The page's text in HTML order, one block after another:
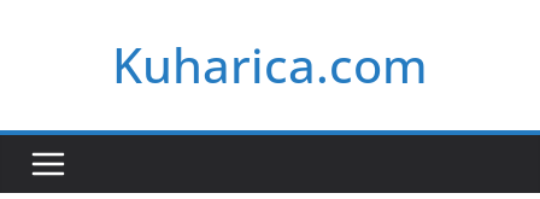
Kuharica.com